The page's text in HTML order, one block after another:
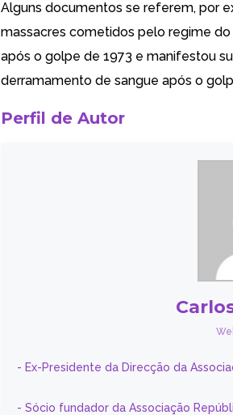
Alguns documentos se referem, por
massacres cometidos pelo regime
após o golpe de 1973 e manifestou
derramamento de sangue após o
Perfil de Autor
- Ex-Presidente da Direcção da
- Sócio fundador da Associação